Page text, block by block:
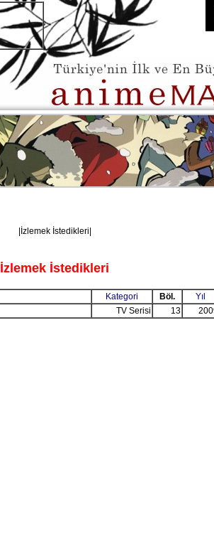
|İzlemek İstedikleri|
İzlemek İstedikleri
Kategori Böl. Yıl
TV Serisi 13